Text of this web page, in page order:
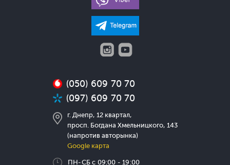
(050) 609 70 70
(097) 609 70 70
г. Днепр, 12 квартал,
просп. Богдана Хмельницкого, 143
(напротив авторынка)
Google карта
ПН-СБ с 09:00 - 19:00